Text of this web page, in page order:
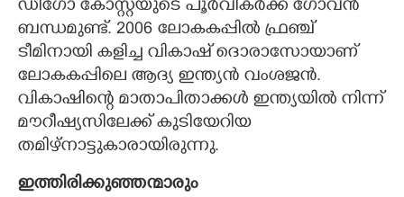
ഡീഗോ കോസ്റ്റയുടെ പൂർവികർക്ക് ഗോവൻ
ബന്ധമുണ്ട്. 2006 ലോകകപ്പിൽ ഫ്രഞ്ച്
ടീമിനായി കളിച്ച വികാഷ് ദൊരാസോയാണ്
ലോകകപ്പിലെ ആദ്യ ഇന്ത്യൻ വംശജൻ.
വികാഷിന്റെ മാതാപിതാക്കൾ ഇന്ത്യയിൽ നിന്ന്
മൗറീഷ്യസിലേക്ക് കുടിയേറിയ
തമിഴ്നാട്ടുകാരായിരുന്നു.
ഇത്തിരിക്കുഞ്ഞന്മാരും